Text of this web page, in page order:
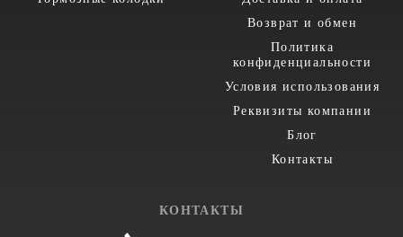
Возврат и обмен
Политика
конфиденциальности
Условия использования
Реквизиты компании
Блог
Контакты
КОНТАКТЫ